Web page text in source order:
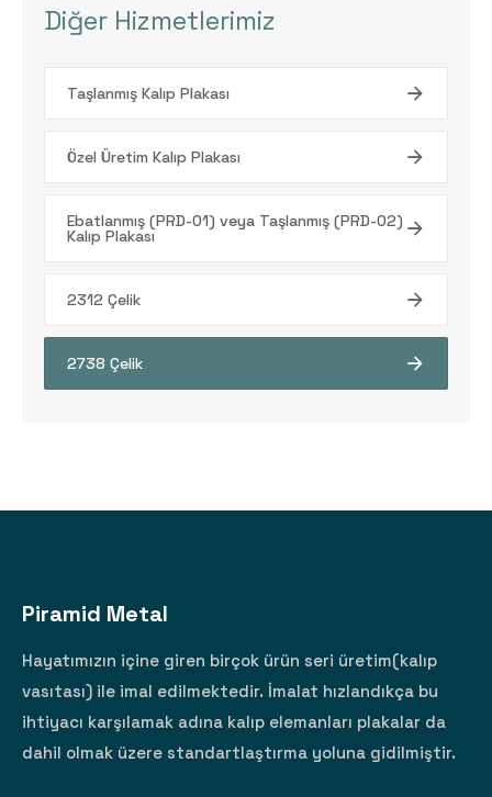
Diğer Hizmetlerimiz
Taşlanmış Kalıp Plakası
Özel Üretim Kalıp Plakası
Ebatlanmış (PRD-01) veya Taşlanmış (PRD-02)
Kalıp Plakası
2312 Çelik
2738 Çelik
Piramid Metal
Hayatımızın içine giren birçok ürün seri üretim(kalıp
vasıtası) ile imal edilmektedir. İmalat hızlandıkça bu
ihtiyacı karşılamak adına kalıp elemanları plakalar da
dahil olmak üzere standartlaştırma yoluna gidilmiştir.